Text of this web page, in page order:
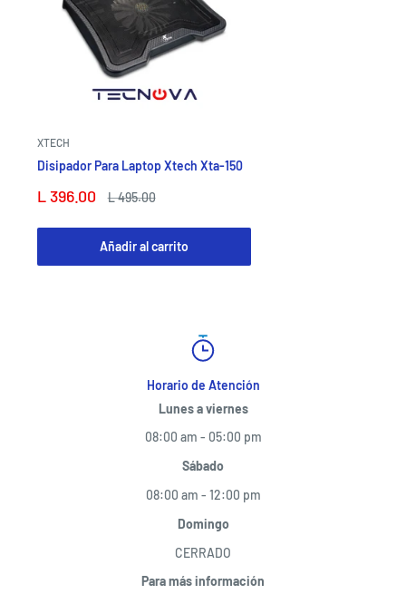
XTECH
Disipador Para Laptop Xtech Xta-150
Precio
venta
L 396.00
Precio
L 495.00
Añadir al carrito
Horario de Atención
Lunes a viernes
08:00 am - 05:00 pm
Sábado
08:00 am - 12:00 pm
Domingo
CERRADO
Para más información